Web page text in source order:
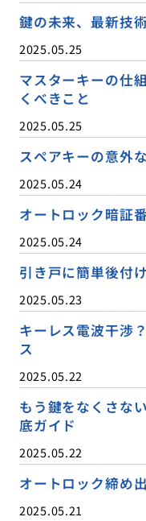
鍵の未来、最新技
2025.05.25
マスターキーの仕
くべきこと
2025.05.25
スペアキーの意外
2025.05.24
オートロック暗証
2025.05.24
引き戸に簡単後付
2025.05.23
キーレス電波干渉
ス
2025.05.22
もう鍵をなくさな
底ガイド
2025.05.22
オートロック締め
2025.05.21